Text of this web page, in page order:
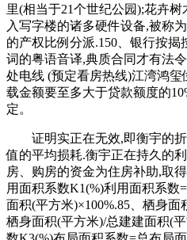
里(相当于21个世纪公园);花卉
入写字楼的诸多硬件设备,被称
的产权比例分派.150、银行按揭
词的粤语音译,典质合同才有法
处电线 (预定看房热线)江湾鸿
载金额要至多大于贷款额度的
定。
证明实正在无效,即衡宇的折
值的平均损耗.衡宇正在持久的
房、购房的资金为住房补助,取
用面积系数K1(%)利用面积系数
面积(平方米)×100%.85、栖身
栖身面积(平方米)/总建建面积(